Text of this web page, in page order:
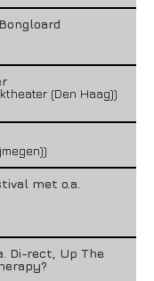
(Den Haag))
met o.a.
Di-rect, Up The